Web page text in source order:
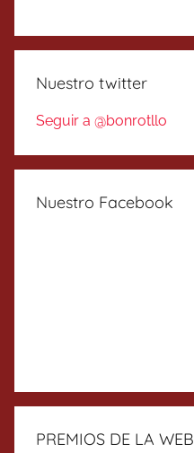
Nuestro twitter
Seguir a @bonrotllo
Nuestro Facebook
PREMIOS DE LA WEB